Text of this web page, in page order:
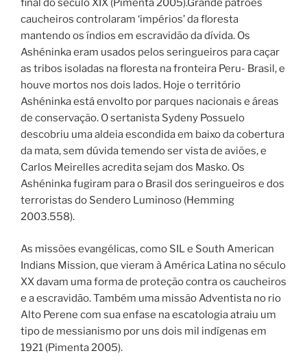
final do século XIX (Pimenta 2005).Grande patrões
caucheiros controlaram ‘impérios’ da floresta
mantendo os índios em escravidão da dívida. Os
Ashéninka eram usados pelos seringueiros para caçar
as tribos isoladas na floresta na fronteira Peru- Brasil, e
houve mortos nos dois lados. Hoje o território
Ashéninka está envolto por parques nacionais e áreas
de conservação. O sertanista Sydeny Possuelo
descobriu uma aldeia escondida em baixo da cobertura
da mata, sem dúvida temendo ser vista de aviões, e
Carlos Meirelles acredita sejam dos Masko. Os
Ashéninka fugiram para o Brasil dos seringueiros e dos
terroristas do Sendero Luminoso (Hemming
2003.558).
As missões evangélicas, como SIL e South American
Indians Mission, que vieram à América Latina no século
XX davam uma forma de proteção contra os caucheiros
e a escravidão. Também uma missão Adventista no rio
Alto Perene com sua enfase na escatologia atraiu um
tipo de messianismo por uns dois mil indígenas em
1921 (Pimenta 2005).